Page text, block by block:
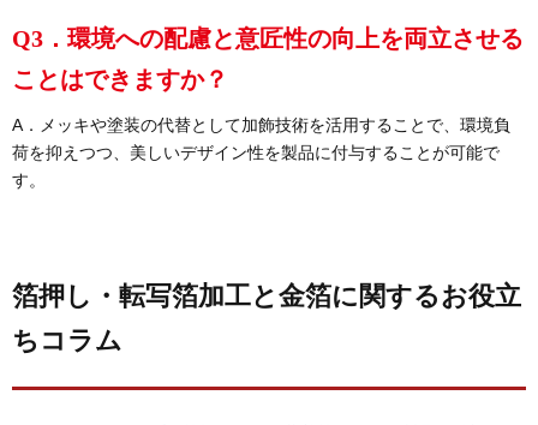
Q3．環境への配慮と意匠性の向上を両立させる
ことはできますか？
A．メッキや塗装の代替として加飾技術を活用することで、環境負
荷を抑えつつ、美しいデザイン性を製品に付与することが可能で
す。
箔押し・転写箔加工と金箔に関するお役立
ちコラム